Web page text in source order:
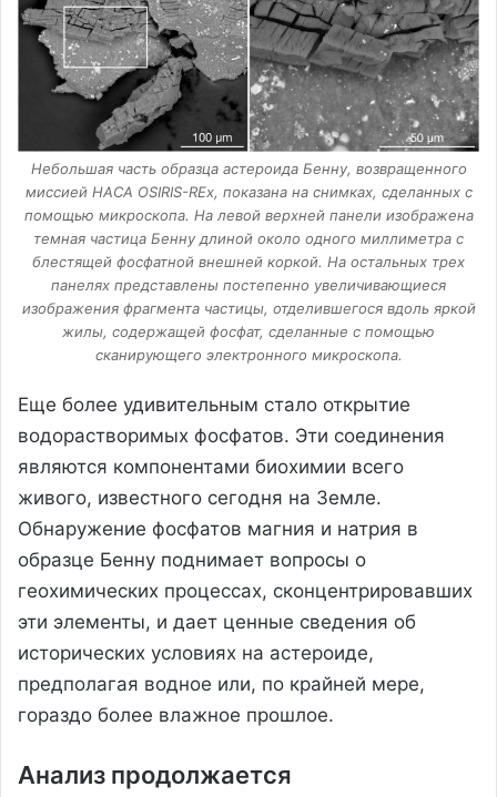
Небольшая часть образца астероида Бенну, возвращенного
миссией НАСА OSIRIS-REx, показана на снимках, сделанных с
помощью микроскопа. На левой верхней панели изображена
темная частица Бенну длиной около одного миллиметра с
блестящей фосфатной внешней коркой. На остальных трех
панелях представлены постепенно увеличивающиеся
изображения фрагмента частицы, отделившегося вдоль яркой
жилы, содержащей фосфат, сделанные с помощью
сканирующего электронного микроскопа.
Еще более удивительным стало открытие
водорастворимых фосфатов. Эти соединения
являются компонентами биохимии всего
живого, известного сегодня на Земле.
Обнаружение фосфатов магния и натрия в
образце Бенну поднимает вопросы о
геохимических процессах, сконцентрировавших
эти элементы, и дает ценные сведения об
исторических условиях на астероиде,
предполагая водное или, по крайней мере,
гораздо более влажное прошлое.
Анализ продолжается